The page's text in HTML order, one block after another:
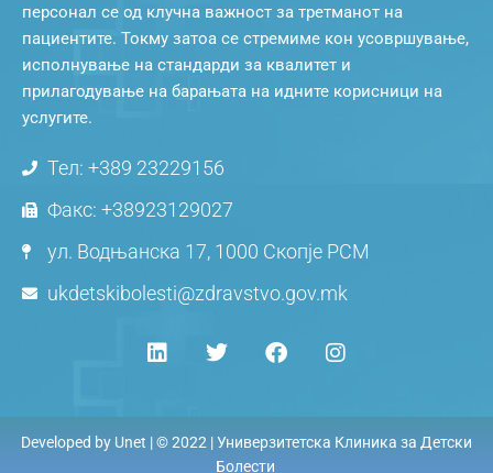
персонал се од клучна важност за третманот на
пациентите. Токму затоа се стремиме кон усовршување,
исполнување на стандарди за квалитет и
прилагодување на барањата на идните корисници на
услугите.
Тел: +389 23229156
Факс: +38923129027
ул. Водњанска 17, 1000 Скопје РСМ
ukdetskibolesti@zdravstvo.gov.mk
Developed by Unet | © 2022 | Универзитетска Клиника за Детски
Болести